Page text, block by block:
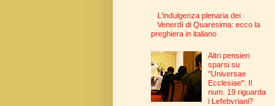
L'indulgenza plenaria dei
Venerdì di Quaresima: ecco la
preghiera in italiano
Altri pensieri
sparsi su
"Universae
Ecclesiae": Il
num. 19 riguarda
i Lefebvriani?